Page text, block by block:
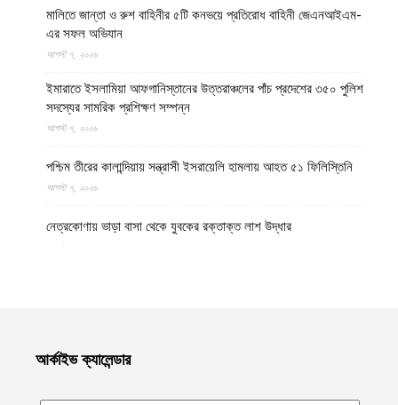
মালিতে জান্তা ও রুশ বাহিনীর ৫টি কনভয়ে প্রতিরোধ বাহিনী জেএনআইএম-
এর সফল অভিযান
আগস্ট ৭, ২০২৬
ইমারাতে ইসলামিয়া আফগানিস্তানের উত্তরাঞ্চলের পাঁচ প্রদেশের ৩৫০ পুলিশ
সদস্যের সামরিক প্রশিক্ষণ সম্পন্ন
আগস্ট ৭, ২০২৬
পশ্চিম তীরের কালান্দিয়ায় সন্ত্রাসী ইসরায়েলি হামলায় আহত ৫১ ফিলিস্তিনি
আগস্ট ৭, ২০২৬
নেত্রকোণায় ভাড়া বাসা থেকে যুবকের রক্তাক্ত লাশ উদ্ধার
আগস্ট ৭, ২০২৬
শুক্রাণুর অস্তিত্ব মিলেছে, মৃত্যুর আগে খুনিদের ফাঁসি দেখতে চান তনুর মা
আর্কাইভ ক্যালেন্ডার